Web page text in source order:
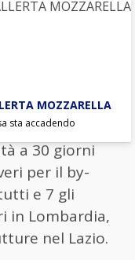
in
ad esempio,
sulla base
a 30 giorni
per il by-
e 7 gli
in Lombardia,
nel Lazio.
MOZZARELLA
sta accadendo